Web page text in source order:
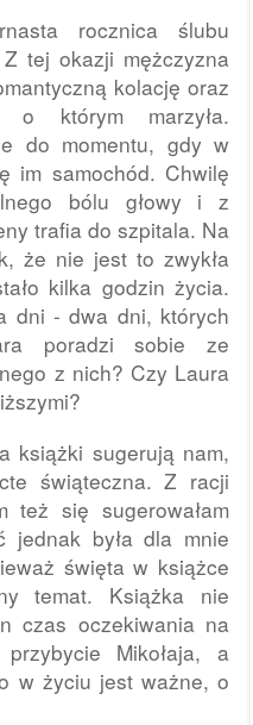
rocznica ślubu
tej okazji mężczyzna
kolację oraz
o którym marzyła.
do momentu, gdy w
im samochód. Chwilę
bólu głowy i z
trafia do szpitala. Na
że nie jest to zwykła
kilka godzin życia.
dni - dwa dni, których
poradzi sobie ze
z nich? Czy Laura
książki sugerują nam,
świąteczna. Z racji
też się sugerowałam
jednak była dla mnie
święta w książce
temat. Książka nie
czas oczekiwania na
Mikołaja, a
w życiu jest ważne, o